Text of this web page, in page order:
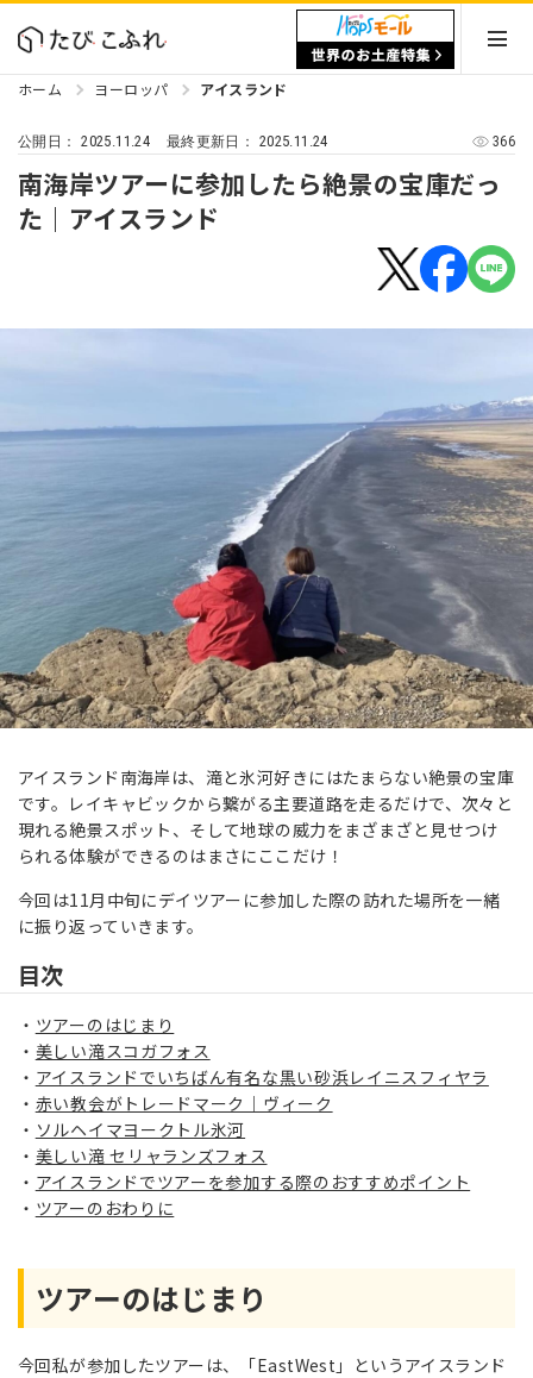
ホーム ヨーロッパ アイスランド
公開日：2025.11.24 最終更新日： 2025.11.24 366
南海岸ツアーに参加したら絶景の宝庫だっ
た｜アイスランド
アイスランド南海岸は、滝と氷河好きにはたまらない絶景の宝庫
です。レイキャビックから繋がる主要道路を走るだけで、次々と
現れる絶景スポット、そして地球の威力をまざまざと見せつけ
られる体験ができるのはまさにここだけ！
今回は11月中旬にデイツアーに参加した際の訪れた場所を一緒
に振り返っていきます。
目次
ツアーのはじまり
美しい滝スコガフォス
アイスランドでいちばん有名な黒い砂浜レイニスフィヤラ
赤い教会がトレードマーク｜ヴィーク
ソルヘイマヨークトル氷河
美しい滝 セリャランズフォス
アイスランドでツアーを参加する際のおすすめポイント
ツアーのおわりに
ツアーのはじまり
今回私が参加したツアーは、「EastWest」というアイスランド